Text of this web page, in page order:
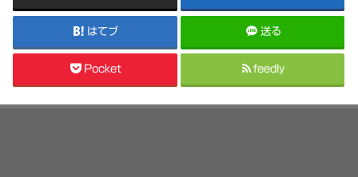
はてブ 送る
Pocket feedly